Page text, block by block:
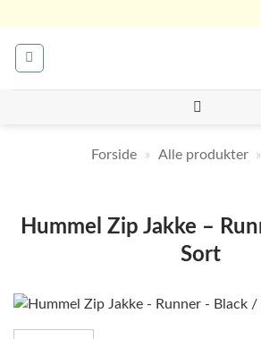
indhold
Forside » Alle produkter »
Hummel Zip Jakke –
Sort